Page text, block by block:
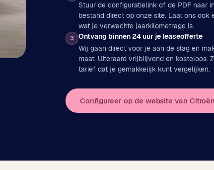
Stuur de configuratielink of de PDF naar
bestand direct op onze site. Laat ons
wat je verwachte jaarkilometrage is.
3
Ontvang binnen 24 uur je leaseofferte
Wij gaan direct voor je aan de slag en
maat. Uiteraard vrijblijvend en kosteloos.
tarief dat je gemakkelijk kunt vergelijken.
Configureer op de website van